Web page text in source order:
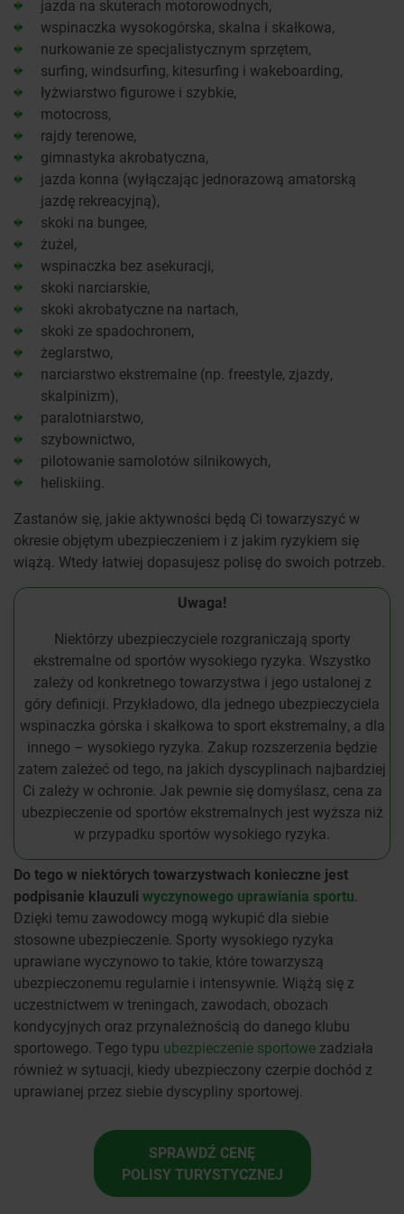
jazda na skuterach motorowodnych,
wspinaczka wysokogórska, skalna i skałkowa,
nurkowanie ze specjalistycznym sprzętem,
surfing, windsurfing, kitesurfing i wakeboarding,
łyżwiarstwo figurowe i szybkie,
motocross,
rajdy terenowe,
gimnastyka akrobatyczna,
jazda konna (wyłączając jednorazową amatorską
jazdę rekreacyjną),
skoki na bungee,
żużel,
wspinaczka bez asekuracji,
skoki narciarskie,
skoki akrobatyczne na nartach,
skoki ze spadochronem,
żeglarstwo,
narciarstwo ekstremalne (np. freestyle, zjazdy,
skalpinizm),
paralotniarstwo,
szybownictwo,
pilotowanie samolotów silnikowych,
heliskiing.
Zastanów się, jakie aktywności będą Ci towarzyszyć w
okresie objętym ubezpieczeniem i z jakim ryzykiem się
wiążą. Wtedy łatwiej dopasujesz polisę do swoich potrzeb.
Uwaga!
Niektórzy ubezpieczyciele rozgraniczają sporty
ekstremalne od sportów wysokiego ryzyka. Wszystko
zależy od konkretnego towarzystwa i jego ustalonej z
góry definicji. Przykładowo, dla jednego ubezpieczyciela
wspinaczka górska i skałkowa to sport ekstremalny, a dla
innego – wysokiego ryzyka. Zakup rozszerzenia będzie
zatem zależeć od tego, na jakich dyscyplinach najbardziej
Ci zależy w ochronie. Jak pewnie się domyślasz, cena za
ubezpieczenie od sportów ekstremalnych jest wyższa niż
w przypadku sportów wysokiego ryzyka.
Do tego w niektórych towarzystwach konieczne jest
podpisanie klauzuli wyczynowego uprawiania sportu.
Dzięki temu zawodowcy mogą wykupić dla siebie
stosowne ubezpieczenie. Sporty wysokiego ryzyka
uprawiane wyczynowo to takie, które towarzyszą
ubezpieczonemu regularnie i intensywnie. Wiążą się z
uczestnictwem w treningach, zawodach, obozach
kondycyjnych oraz przynależnością do danego klubu
sportowego. Tego typu ubezpieczenie sportowe zadziała
również w sytuacji, kiedy ubezpieczony czerpie dochód z
uprawianej przez siebie dyscypliny sportowej.
SPRAWDŹ CENĘ
POLISY TURYSTYCZNEJ